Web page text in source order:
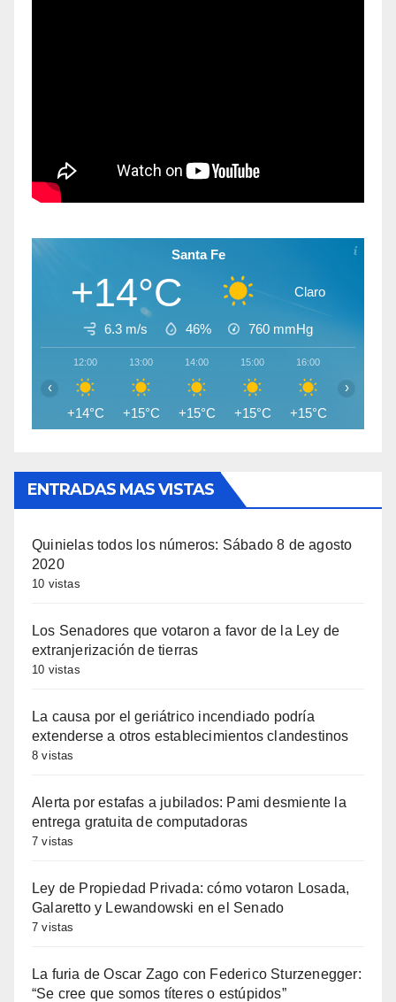
Santa Fe
+14°C Claro
6.3 m/s 46% 760 mmHg
12:00
+14°C
13:00
+15°C
14:00
+15°C
15:00
+15°C
16:00
+15°C
‹ ›
ENTRADAS MAS VISTAS
Quinielas todos los números: Sábado 8 de agosto
2020
10 vistas
Los Senadores que votaron a favor de la Ley de
extranjerización de tierras
10 vistas
La causa por el geriátrico incendiado podría
extenderse a otros establecimientos clandestinos
8 vistas
Alerta por estafas a jubilados: Pami desmiente la
entrega gratuita de computadoras
7 vistas
Ley de Propiedad Privada: cómo votaron Losada,
Galaretto y Lewandowski en el Senado
7 vistas
La furia de Oscar Zago con Federico Sturzenegger:
“Se cree que somos títeres o estúpidos”